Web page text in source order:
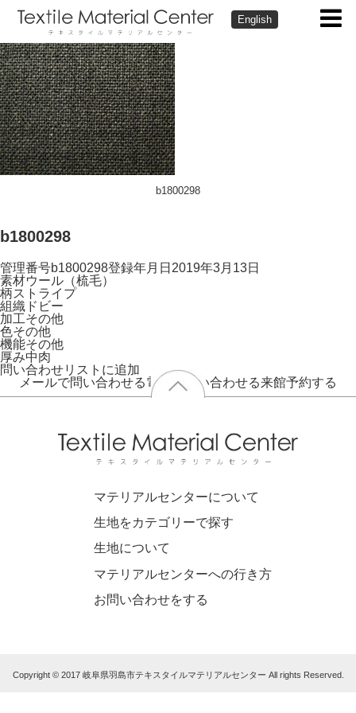
English
b1800298
b1800298
管理番号b1800298登録年月日 2019年3月13日
素材ウール（梳毛）
柄ストライプ
組織 ドビー
加工その他
色その他
機能その他
厚み中肉
問い合わせリストに追加
メールで問い合わせる電話で問い合わせる来館予約する
マテリアルセンターについて
生地をカテゴリーで探す
生地について
マテリアルセンターへの行き方
お問い合わせをする
Copyright © 2017 岐阜県羽島市テキスタイルマテリアルセンター All rights Reserved.